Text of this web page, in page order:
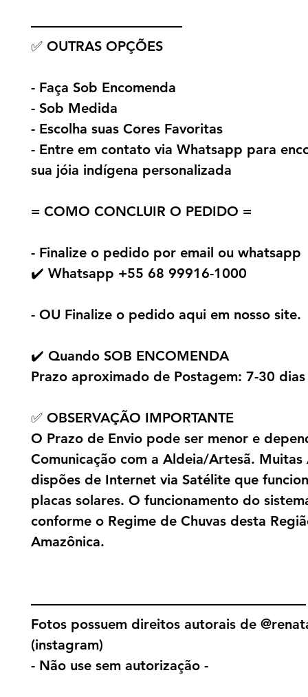
———————————
✅ OUTRAS OPÇÕES
- Faça Sob Encomenda
- Sob Medida
- Escolha suas Cores Favoritas
- Entre em contato via Whatsapp para
sua jóia indígena personalizada
= COMO CONCLUIR O PEDIDO =
- Finalize o pedido por email ou whatsapp
✔️ Whatsapp +55 68 99916-1000
- OU Finalize o pedido aqui em nosso site.
✔️ Quando SOB ENCOMENDA
Prazo aproximado de Postagem: 7-30 dias
✅ OBSERVAÇÃO IMPORTANTE
O Prazo de Envio pode ser menor e
Comunicação com a Aldeia/Artesã. Muitas
dispões de Internet via Satélite que
placas solares. O funcionamento do
conforme o Regime de Chuvas desta
Amazônica.
————————————————————
Fotos possuem direitos autorais de
(instagram)
- Não use sem autorização -